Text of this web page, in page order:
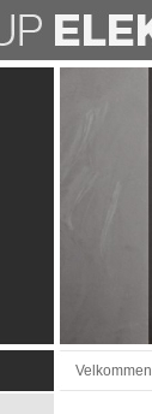
Velkommen